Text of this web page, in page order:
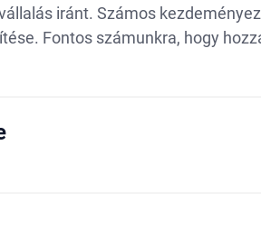
iránt. Számos
Fontos számunkra, hogy